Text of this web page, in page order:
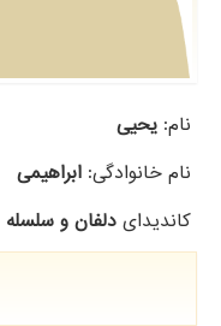
نام: یحیی
نام خانوادگی: ابراهیمی
کاندیدای دلفان و سلسله